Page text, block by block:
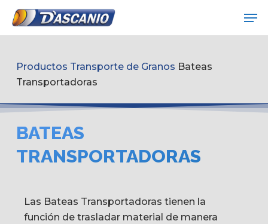
Skip
main
Productos Transporte de Granos Bateas
Transportadoras
BATEAS
TRANSPORTADORAS
Las Bateas Transportadoras tienen la
función de trasladar material de manera
Close